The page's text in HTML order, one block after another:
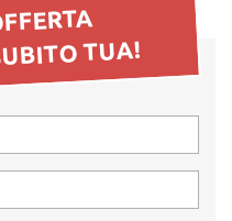
TUA!